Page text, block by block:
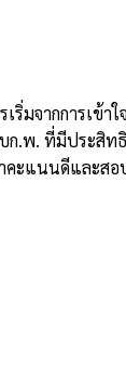
ริ่มจากการเข้
ก.พ. ที่มีประสิ
ะแนนดีและส